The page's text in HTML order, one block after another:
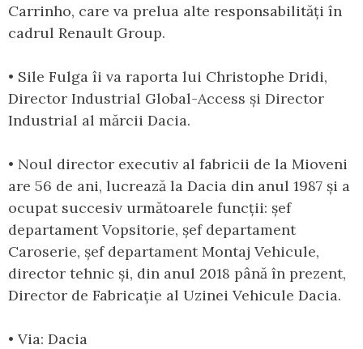
Carrinho, care va prelua alte responsabilități în
cadrul Renault Group.
• Sile Fulga îi va raporta lui Christophe Dridi,
Director Industrial Global-Access și Director
Industrial al mărcii Dacia.
• Noul director executiv al fabricii de la Mioveni
are 56 de ani, lucrează la Dacia din anul 1987 și a
ocupat succesiv următoarele funcții: șef
departament Vopsitorie, șef departament
Caroserie, șef departament Montaj Vehicule,
director tehnic și, din anul 2018 până în prezent,
Director de Fabricație al Uzinei Vehicule Dacia.
• Via: Dacia